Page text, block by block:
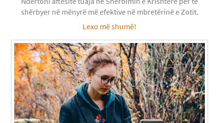
shërbyer në mënyrë më efektive në mbretërinë e Zotit.
Lexo më shumë!